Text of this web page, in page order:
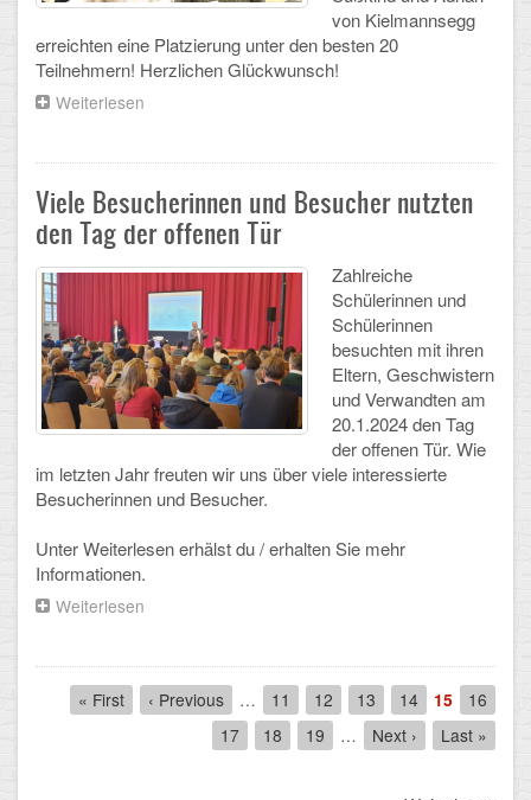
CLOUD
Lernraum Berlin
Gitlab
von Kielmannsegg
erreichten eine Platzierung unter den besten 20
Teilnehmern! Herzlichen Glückwunsch!
Weiterlesen
Geowissenschaften
Viele Besucherinnen und Besucher nutzten
den Tag der offenen Tür
Zahlreiche
Schülerinnen und
Schülerinnen
besuchten mit ihren
Eltern, Geschwistern
und Verwandten am
20.1.2024 den Tag
der offenen Tür. Wie
im letzten Jahr freuten wir uns über viele interessierte
Besucherinnen und Besucher.
Unter Weiterlesen erhälst du / erhalten Sie mehr
Informationen.
Weiterlesen
und
Besucher
nutzten
Pagination
First
page
« First
Previous
page
‹ Previous … Seite
11 Seite
12 Seite
13 Seite
14
Aktuelle
Seite
15 Seite
16
Seite
17 Seite
18 Seite
19 …
Next
page
Next ›
Last
page
Last »